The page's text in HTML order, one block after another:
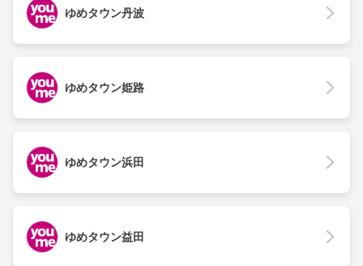
ゆめタウン丹波
ゆめタウン姫路
ゆめタウン浜田
ゆめタウン益田